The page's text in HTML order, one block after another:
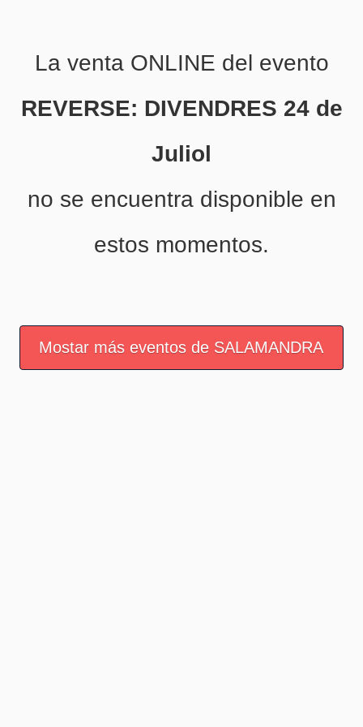
La venta ONLINE del evento
REVERSE: DIVENDRES 24 de
Juliol
no se encuentra disponible en
estos momentos.
Mostar más eventos de SALAMANDRA